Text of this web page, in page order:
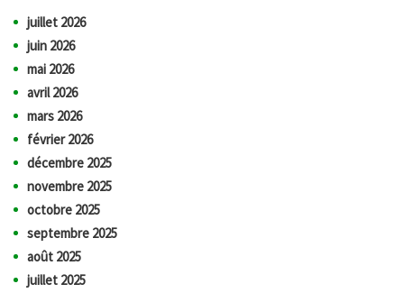
juillet 2026
juin 2026
mai 2026
avril 2026
mars 2026
février 2026
décembre 2025
novembre 2025
octobre 2025
septembre 2025
août 2025
juillet 2025